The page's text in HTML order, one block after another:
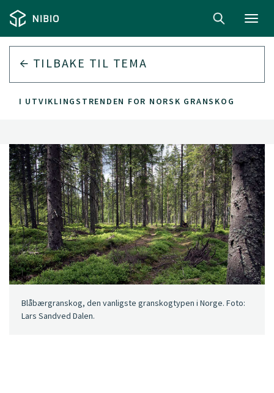
TILBAKE TIL TEMA
I UTVIKLINGSTRENDEN FOR NORSK GRANSKOG
Blåbærgranskog, den vanligste granskogtypen i Norge. Foto:
Lars Sandved Dalen.